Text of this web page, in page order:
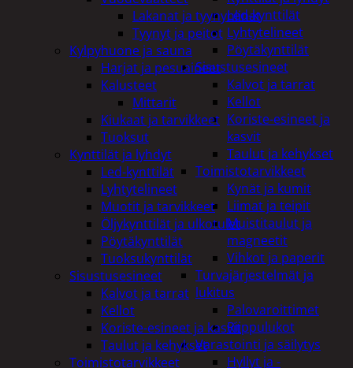
Led-kynttilät
Lyhtytelineet
Pöytäkynttilät
Sisustusesineet
Kalvot ja tarrat
Kellot
Koriste-esineet ja
kasvit
Taulut ja kehykset
Toimistotarvikkeet
Kynät ja kumit
Liimat ja teipit
Muistitaulut ja
magneetit
Vihkot ja paperit
Turvajärjestelmät ja
lukitus
Palovaroittimet
Riippulukot
Varastointi ja säilytys
Hyllyt ja -
Lakanat ja tyynynlinat
Tyynyt ja peitot
Kylpyhuone ja sauna
Harjat ja pesuaineet
Kalusteet
Mittarit
Kiukaat ja tarvikkeet
Tuoksut
Kynttilät ja lyhdyt
Led-kynttilät
Lyhtytelineet
Muotit ja tarvikkeet
Öljykynttilät ja ulkotulet
Pöytäkynttilät
Tuoksukynttilät
Sisustusesineet
Kalvot ja tarrat
Kellot
Koriste-esineet ja kasvit
Taulut ja kehykset
Toimistotarvikkeet